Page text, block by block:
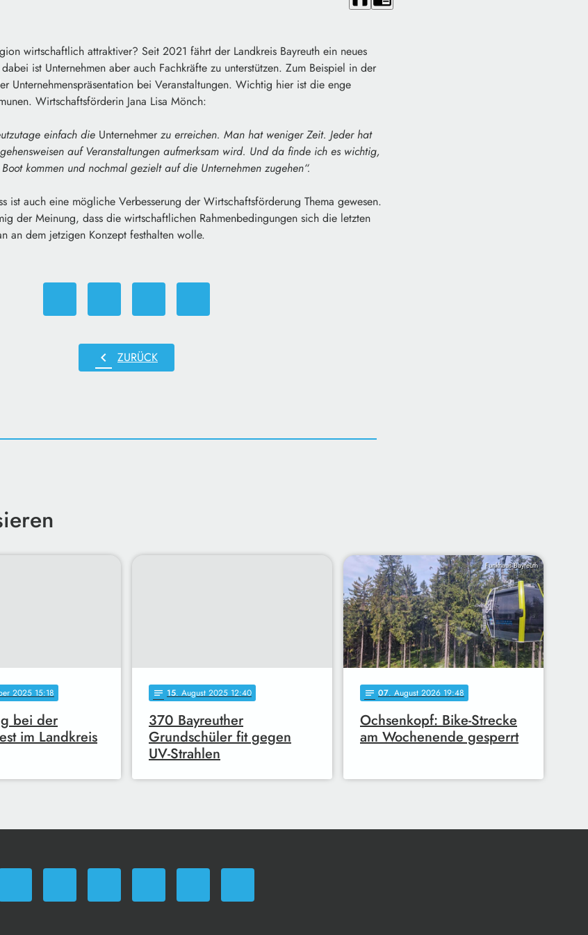
wirtschaftlich attraktiver? Seit 2021 fährt der Landkreis Bayreuth ein neues
ist Unternehmen aber auch Fachkräfte zu unterstützen. Zum Beispiel in der
Unternehmenspräsentation bei Veranstaltungen. Wichtig hier ist die enge
Wirtschaftsförderin Jana Lisa Mönch:
einfach die Unternehmer zu erreichen. Man hat weniger Zeit. Jeder hat
auf Veranstaltungen aufmerksam wird. Und da finde ich es wichtig,
kommen und nochmal gezielt auf die Unternehmen zugehen“.
ist auch eine mögliche Verbesserung der Wirtschaftsförderung Thema gewesen.
der Meinung, dass die wirtschaftlichen Rahmenbedingungen sich die letzten
an dem jetzigen Konzept festhalten wolle.
chevron_left ZURÜCK
2025 15:18
bei der
im Landkreis
notes 15. August 2025 12:40
370 Bayreuther
Grundschüler fit gegen
UV-Strahlen
Funkhaus Bayreuth
notes 07. August 2026 19:48
Ochsenkopf: Bike-Strecke
am Wochenende gesperrt